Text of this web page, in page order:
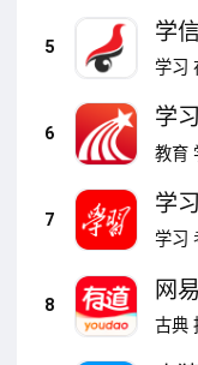
5
学
学习
6
学
教育
7
学
学习
8
网
古典